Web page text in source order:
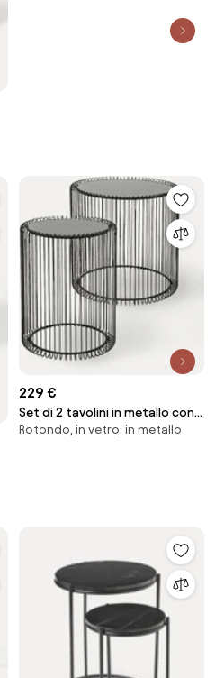
229 €
Set di 2 tavolini in metallo con
piano in vetro Wire
Rotondo, in vetro, in metallo